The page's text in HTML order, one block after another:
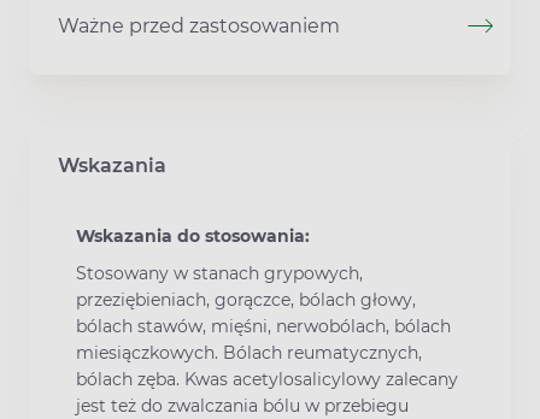
Ważne przed zastosowaniem
Wskazania
Wskazania do stosowania:
Stosowany w stanach grypowych,
przeziębieniach, gorączce, bólach głowy,
bólach stawów, mięśni, nerwobólach, bólach
miesiączkowych. Bólach reumatycznych,
bólach zęba. Kwas acetylosalicylowy zalecany
jest też do zwalczania bólu w przebiegu